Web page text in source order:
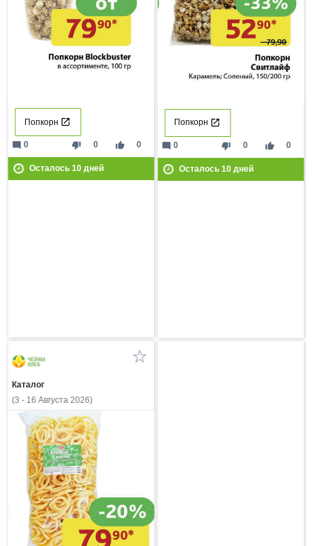
Попкорн
thumb_down 0 thumb_up 0
mode_comment 0
Осталось 10дней
Попкорн
thumb_down 0 thumb_up 0
mode_comment 0
Осталось 10дней
Каталог
(3 - 16 Августа 2026)